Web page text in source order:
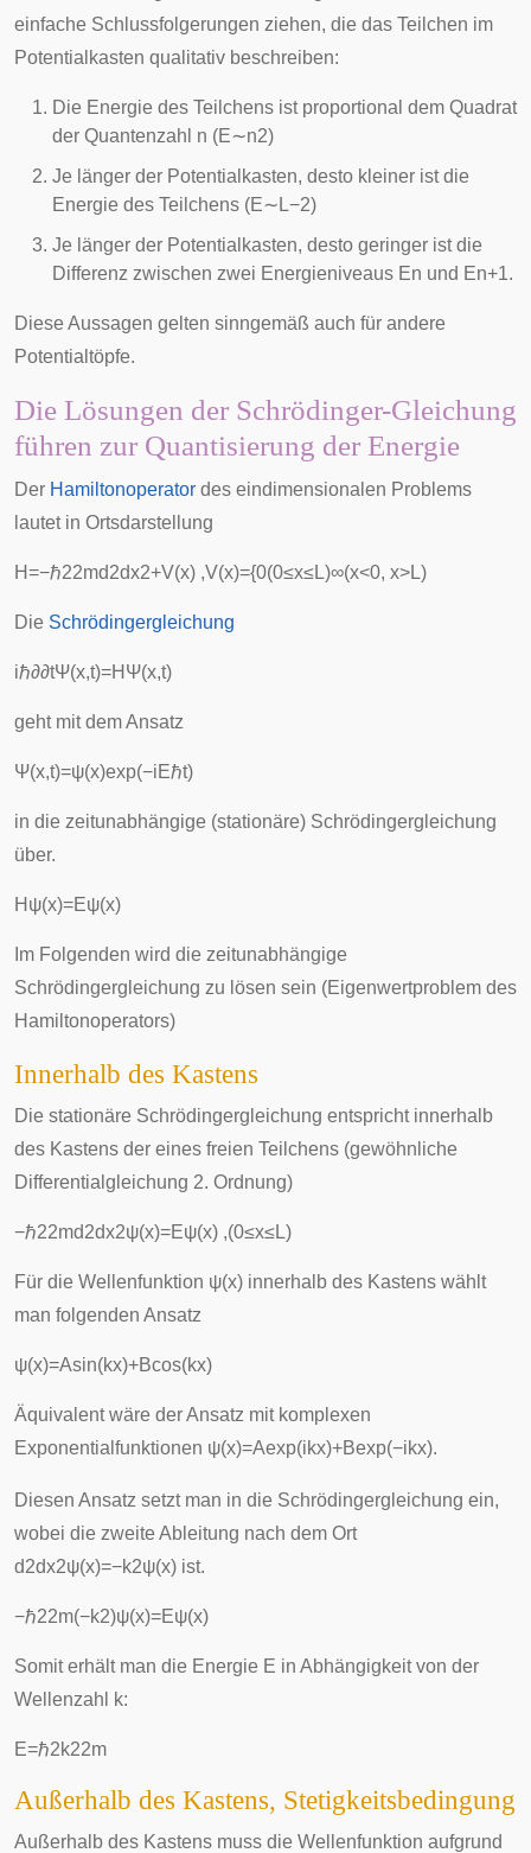
einfache Schlussfolgerungen ziehen, die das Teilchen im
Potentialkasten qualitativ beschreiben:
Die Energie des Teilchens ist proportional dem Quadrat
der Quantenzahl n (E∼n2)
Je länger der Potentialkasten, desto kleiner ist die
Energie des Teilchens (E∼ L−2)
Je länger der Potentialkasten, desto geringer ist die
Differenz zwischen zwei Energieniveaus En und En+1.
Diese Aussagen gelten sinngemäß auch für andere
Potentialtöpfe.
Die Lösungen der Schrödinger-Gleichung
führen zur Quantisierung der Energie
Der Hamiltonoperator des eindimensionalen Problems
lautet in Ortsdarstellung
H=−ℏ22md2dx2+V(x) ,V(x)={0(0≤x≤L)∞(x<0, x>L)
Die Schrödingergleichung
iℏ∂∂tΨ(x,t)=H Ψ(x,t)
geht mit dem Ansatz
Ψ(x,t)=ψ(x)exp(−iEℏt)
in die zeitunabhängige (stationäre) Schrödingergleichung
über.
H ψ(x)=Eψ(x)
Im Folgenden wird die zeitunabhängige
Schrödingergleichung zu lösen sein (Eigenwertproblem des
Hamiltonoperators)
Innerhalb des Kastens
Die stationäre Schrödingergleichung entspricht innerhalb
des Kastens der eines freien Teilchens (gewöhnliche
Differentialgleichung 2. Ordnung)
−ℏ22md2dx2ψ(x)=Eψ(x) ,(0≤x≤L)
Für die Wellenfunktion ψ(x) innerhalb des Kastens wählt
man folgenden Ansatz
ψ(x)=Asin(kx)+Bcos(kx)
Äquivalent wäre der Ansatz mit komplexen
Exponentialfunktionen ψ(x)=Aexp(ikx)+Bexp(−ikx).
Diesen Ansatz setzt man in die Schrödingergleichung ein,
wobei die zweite Ableitung nach dem Ort
d2dx2ψ(x)=−k2ψ(x) ist.
−ℏ22m(−k2)ψ(x)=Eψ(x)
Somit erhält man die Energie E in Abhängigkeit von der
Wellenzahl
k:
E=ℏ2k22m
Außerhalb des Kastens, Stetigkeitsbedingung
Außerhalb des Kastens muss die Wellenfunktion aufgrund